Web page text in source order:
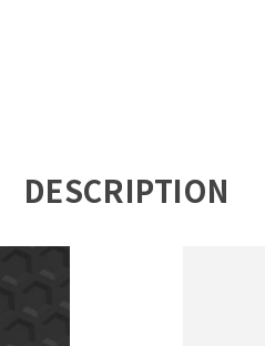
DESCRIPTION